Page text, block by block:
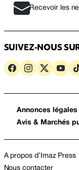
Recevoir les
SUIVEZ-NOUS
Annonces légales
Avis & Marchés
A propos d’Imaz Press
Nous contacter